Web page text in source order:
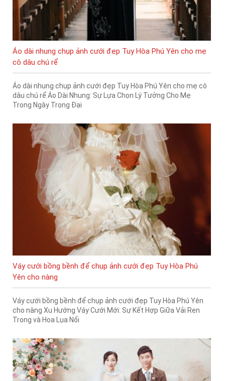
Áo dài nhung chụp ảnh cưới đẹp Tuy Hòa Phú Yên cho mẹ
cô dâu chú rể
Áo dài nhung chụp ảnh cưới đẹp Tuy Hòa Phú Yên cho mẹ cô
dâu chú rể Áo Dài Nhung: Sự Lựa Chọn Lý Tưởng Cho Mẹ
Trong Ngày Trọng Đại
Váy cưới bồng bềnh để chụp ảnh cưới đẹp Tuy Hòa Phú
Yên cho nàng
Váy cưới bồng bềnh để chụp ảnh cưới đẹp Tuy Hòa Phú Yên
cho nàng Xu Hướng Váy Cưới Mới: Sự Kết Hợp Giữa Vải Ren
Trong và Hoa Lụa Nổi